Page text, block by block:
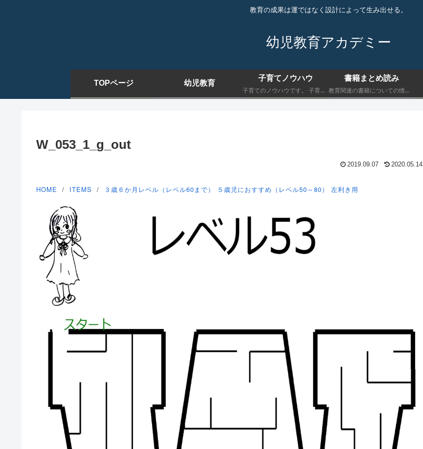
教育の成果は運ではなく設計によって生み出せる。
幼児教育アカデミー
TOPページ 幼児教育
子育てノウハウ
子育てのノウハウです。 子育てにおいて最低限知っておくべきことを書きます。
書籍まとめ読み
教育関連の書籍についての情報です。 子育てにおいて最低限知っておくべきことを書きます。
W_053_1_g_out
2019.09.07 2020.05.14
HOME ITEMS ３歳６か月レベル（レベル60まで） ５歳児におすすめ（レベル50～80） 左利き用